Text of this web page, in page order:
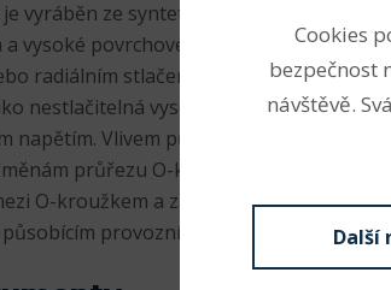
vyráběn ze syntetických kaučuků v
vysoké povrchové kvalitě. Jeho těsnicí
radiálním stlačením průřezu O-
nestlačitelná vysoce viskózní kapalina s
napětím. Vlivem působícího tlaku a
průřezu O-kroužku. Na stykových
O-kroužkem a zástavbovým
provozním tlakem.
Cookies
bezpečnost
návštěvě.
Další